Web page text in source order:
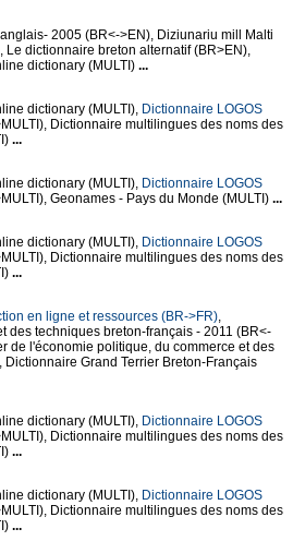
2005 (BR<->EN), Diziunariu mill Malti
Le dictionnaire breton alternatif (BR>EN),
dictionary (MULTI) ...
dictionary (MULTI), Dictionnaire LOGOS
Dictionnaire multilingues des noms des
...
dictionary (MULTI), Dictionnaire LOGOS
Geonames - Pays du Monde (MULTI) ...
dictionary (MULTI), Dictionnaire LOGOS
Dictionnaire multilingues des noms des
...
en ligne et ressources (BR->FR),
des techniques breton-français - 2011 (BR<-
de l'économie politique, du commerce et des
Dictionnaire Grand Terrier Breton-Français
dictionary (MULTI), Dictionnaire LOGOS
Dictionnaire multilingues des noms des
...
dictionary (MULTI), Dictionnaire LOGOS
Dictionnaire multilingues des noms des
...